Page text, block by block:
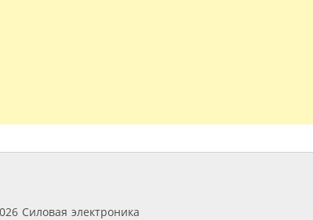
Силовая электроника